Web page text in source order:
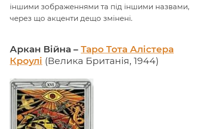
іншими зображеннями та під іншими назвами,
через що акценти дещо змінені.
Аркан Війна – Таро Тота Алістера
Кроулі (Велика Британія, 1944)